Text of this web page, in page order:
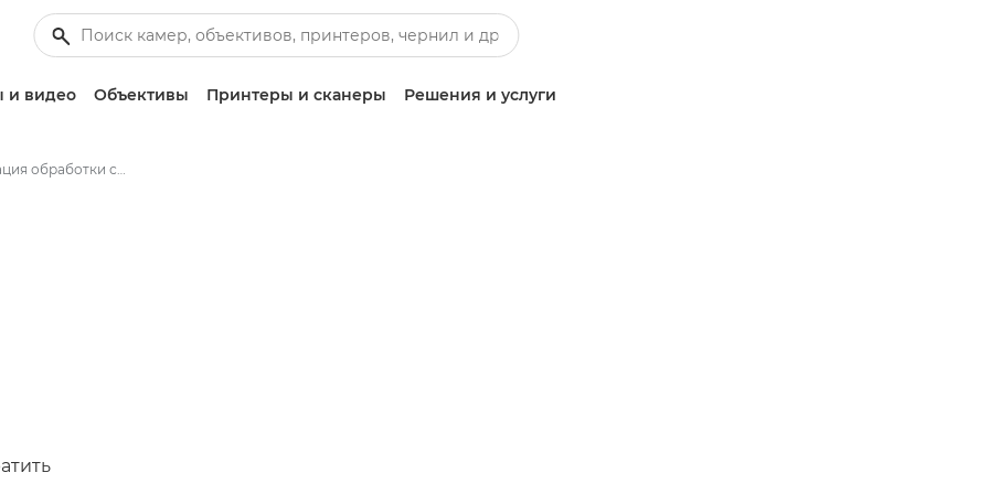
и видео Объективы Принтеры и сканеры Решения и услуги
Автоматизация обработки счетов